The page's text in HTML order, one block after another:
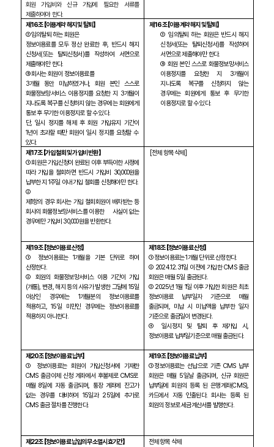
회원 가입비와 신규 가입에 필요한 서류를
제출하여야 한다.
제 16조 【이용계약 해지 및 탈퇴】
③ 임의탈퇴 하는 회원은
정보이용료를 모두 정산 완료한 후, 반드시 해지
신청서(또는 탈퇴신청서)를 작성하여 서면으로
제출해야만 한다.
⑤ 회사는 회원이 정보이용료를
3개월 동안 미납하였거나, 회원 본인 스스로
화물정보망서비스 이용정지를 요청한 지
3개월이
지나도록 복구를 신청하지 않는 경우에는 회원에게
통보 후 무기한 이용정지로 할 수 있다.
단,일시 정지를 해제 후 회원 가입유지 기간이
1년이 초과할 때만 회원이 일시 정지를 요청할 수
있다.
제 16조 【이용계약 해지 및 탈퇴】
③ 임의탈퇴 하는 회원은 반드시 해지
신청서(또는 탈퇴신청서)를 작성하여
서면으로 제출해야만 한다.
⑤ 회원 본인 스스로 화물정보망서비스
이용정지를 요청한 지
3개월이
지나도록 복구를 신청하지 않는
경우에는 회원에게 통보 후 무기한
이용정지로 할 수 있다.
제 17조 【가입 철회 및 가입비 반환】
① 회원은 가입신청이 완료된 이후 부득이한 사정에
따라 가입을 철회하면 반드시 가입비
30,000원을
납부한 지 1주일 이내 가입 철회를 신청해야만 한다.
②
제1항의 경우 회사는 가입 철회회원이 배차받는 등
회사의 화물정보망서비스를 이용한
사실이 없는
경우에만 가입비 30,000원을 반환한다.
전체 항목 삭제
제 19조 【정보이용료 산정】
① 정보이용료는1개월을 기본 단위로 하여
산정한다.
② 회원의 화물정보망서비스 이용 기간이 가입
(개통), 변경,해지 등의 사유가 발생한 그달에 15일
이상인 경우에는1개월분의 정보이용료를
적용하고, 15일 미만인 경우에는 정보이용료를
적용하지 아니한다.
제 18조 【정보이용료 산정】
① 정보이용료는1개월 단위로 산정한다.
②2024.12.31일 이전에 가입한CMS출금
회원은 매월5일 출금된다.
③2025년 1월 1일 이후 가입한 회원은 최초
정보이용료 납부일자 기준으로 매월
출금되며, 미납 시 미납액을 납부한 일자
기준으로 출금일이 변경된다.
④ 일시정지 및 탈퇴 후 재가입 시,
정보이용료 납부일기준으로 매월 출금된다.
제 20조 【정보이용료 납부】
① 정보이용료는 회원이 가입신청서에 기재한
CMS출금이체 신청 계좌에서 후불제로CMS로
매월 8일에 자동 출금되며, 통장 계좌에 잔고가
없는 경우를 대비하여
15일과25일에 추가로
CMS출금 절차를 진행한다.
제 19조 【정보이용료 납부】
①정보이용료는 선납으로 기존CMS 납부
회원은 매월 5일날 출금되며, 신규 회원은
납부일에 회원의 등록 된 은행계좌(CMS),
카드에서 자동 인출된다.회사는 등록 된
회원의 정보로 세금계산서를 발행한다.
제 22조 【정보이용료 납입의무 소멸시효기간】
전체 항목 삭제